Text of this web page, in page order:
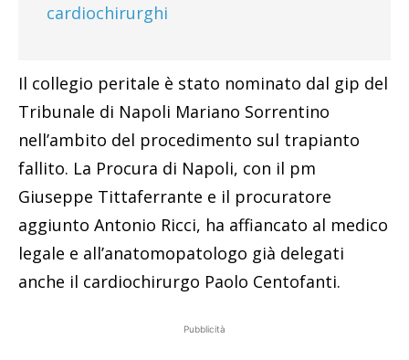
cardiochirurghi
Il collegio peritale è stato nominato dal gip del
Tribunale di Napoli Mariano Sorrentino
nell’ambito del procedimento sul trapianto
fallito. La Procura di Napoli, con il pm
Giuseppe Tittaferrante e il procuratore
aggiunto Antonio Ricci, ha affiancato al medico
legale e all’anatomopatologo già delegati
anche il cardiochirurgo Paolo Centofanti.
Pubblicità